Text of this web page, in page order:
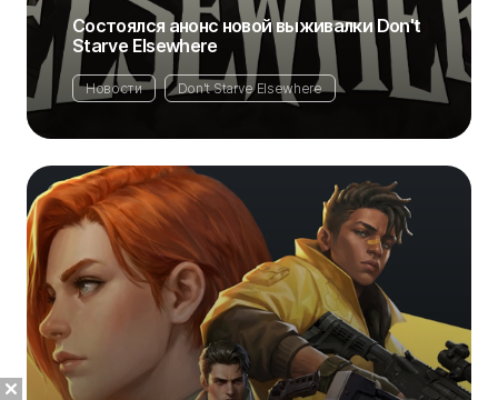
Состоялся анонс новой выживалки Don't
Starve Elsewhere
Новости Don't Starve Elsewhere